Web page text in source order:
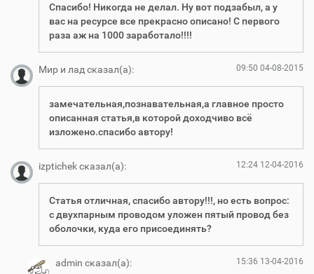
Спасибо! Никогда не делал. Ну вот подзабыл, а у
вас на ресурсе все прекрасно описано! С первого
раза аж на 1000 заработало!!!!
Мир и лад сказал(а): 09:50 04-08-2015
замечательная,познавательная,а главное просто
описанная статья,в которой доходчиво всё
изложено.спасибо автору!
izptichek сказал(а): 12:24 12-04-2016
Статья отличная, спасибо автору!!!, но есть вопрос:
с двухпарным проводом уложен пятый провод без
оболочки, куда его присоединять?
admin сказал(а): 15:36 13-04-2016